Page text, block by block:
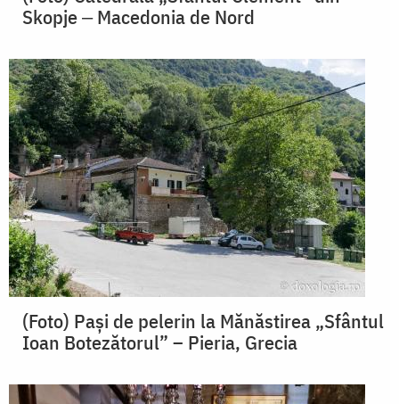
Skopje ‒ Macedonia de Nord
(Foto) Pași de pelerin la Mănăstirea „Sfântul
Ioan Botezătorul” – Pieria, Grecia